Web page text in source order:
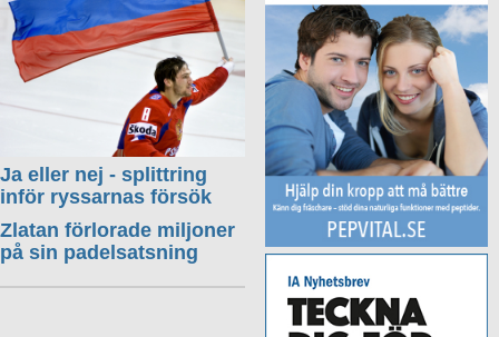
Ja eller nej - splittring
inför ryssarnas försök
Zlatan förlorade miljoner
på sin padelsatsning